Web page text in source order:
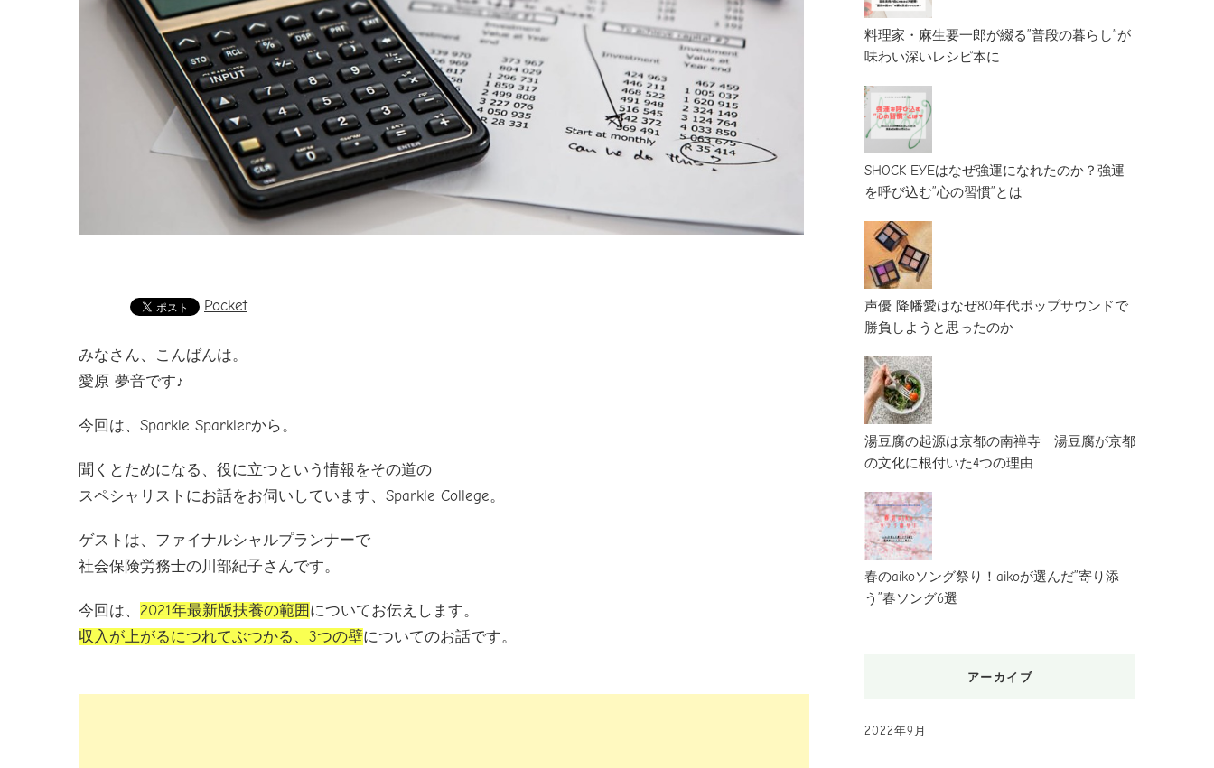
Pocket
みなさん、こんばんは。
愛原 夢音です♪
今回は、Sparkle Sparklerから。
聞くとためになる、役に立つという情報をその道の
スペシャリストにお話をお伺いしています、Sparkle College。
ゲストは、ファイナルシャルプランナーで
社会保険労務士の川部紀子さんです。
今回は、 2021年最新版扶養の範囲 についてお伝えします。
収入が上がるにつれてぶつかる、3つの壁についてのお話です。
料理家・麻生要一郎が綴る”普段の暮らし”が
味わい深いレシピ本に
SHOCK EYEはなぜ強運になれたのか？強運
を呼び込む”心の習慣”とは
声優 降幡愛はなぜ80年代ポップサウンドで
勝負しようと思ったのか
湯豆腐の起源は京都の南禅寺 湯豆腐が京都
の文化に根付いた4つの理由
春のaikoソング祭り！aikoが選んだ”寄り添
う”春ソング6選
アーカイブ
2022年9月